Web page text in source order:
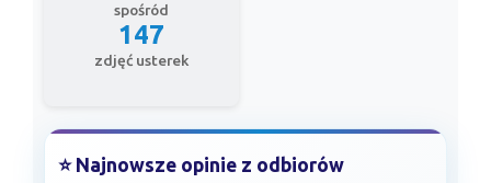
spośród
147
zdjęć usterek
⭐ Najnowsze opinie z odbiorów